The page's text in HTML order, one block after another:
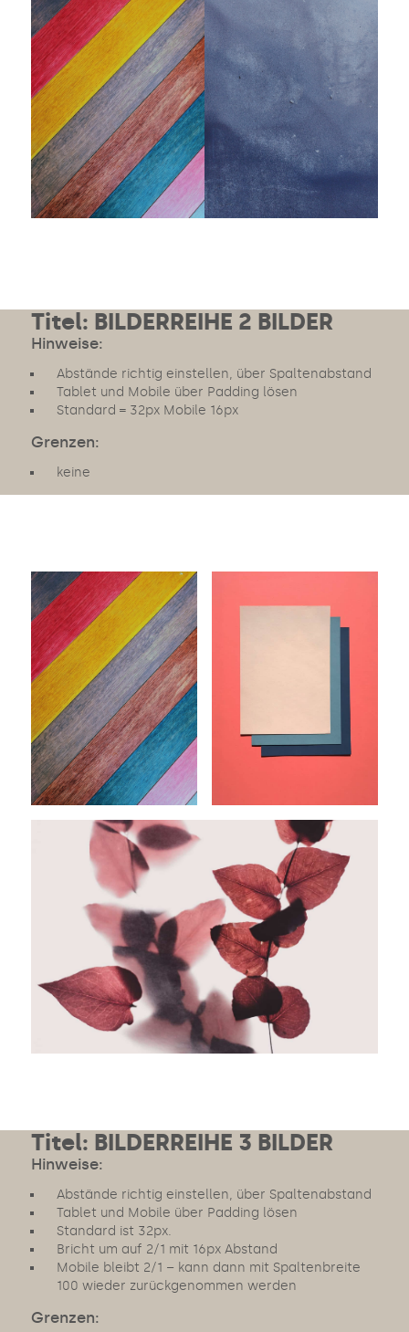
Titel: BILDERREIHE 2 BILDER
Hinweise:
Abstände richtig einstellen, über Spaltenabstand
Tablet und Mobile über Padding lösen
Standard = 32px Mobile 16px
Grenzen:
keine
Titel: BILDERREIHE 3 BILDER
Hinweise:
Abstände richtig einstellen, über Spaltenabstand
Tablet und Mobile über Padding lösen
Standard ist 32px.
Bricht um auf 2/1 mit 16px Abstand
Mobile bleibt 2/1 – kann dann mit Spaltenbreite
100 wieder zurückgenommen werden
Grenzen: